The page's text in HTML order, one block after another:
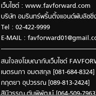
เว็บไซต์ : www.favforward.com
บริษัท อมรินทร์พริ้นติ้งแอนด์พับลิชชิ่
Tel : 02-422-9999
E-MAIL :
สนใจลงโฆษณากับเว็บไซต์
เนตรนภา อมตสกุล [081-684-8324]
กฤตยา อุปวรรณ [089-813-2424]
สินีวรรณ ตันพิพัฒน์ [064-509-